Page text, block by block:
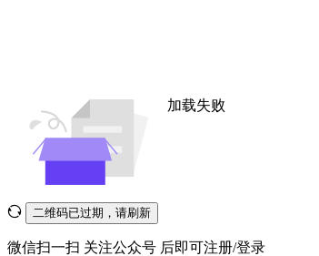
加载失败
二维码已过期，请刷新
微信扫一扫 关注公众号 后即可注册/登录